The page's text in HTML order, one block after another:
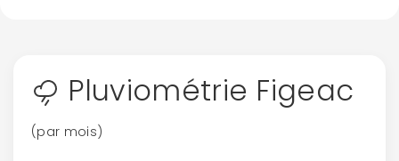
Pluviométrie Figeac
(par mois)